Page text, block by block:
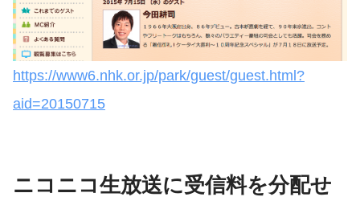
https://www6.nhk.or.jp/park/guest/guest.html?
aid=20150715
ニコニコ生放送に受信料を分配せ